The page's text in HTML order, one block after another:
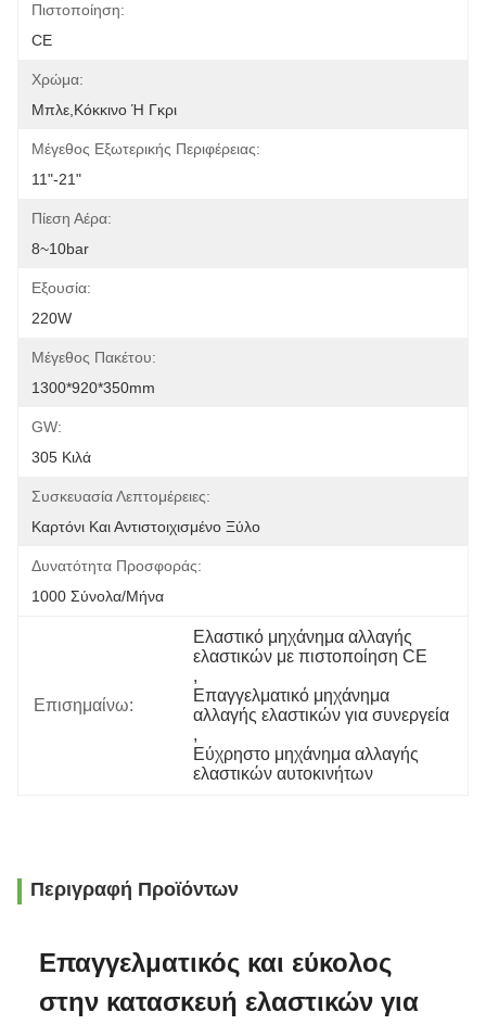
Πιστοποίηση:
CE
Χρώμα:
Μπλε,κόκκινο Ή Γκρι
Μέγεθος Εξωτερικής Περιφέρειας:
11"-21"
Πίεση Αέρα:
8~10bar
Εξουσία:
220W
Μέγεθος Πακέτου:
1300*920*350mm
GW:
305 Κιλά
Συσκευασία Λεπτομέρειες:
Καρτόνι Και Αντιστοιχισμένο Ξύλο
Δυνατότητα Προσφοράς:
1000 Σύνολα/μήνα
Επισημαίνω:
Ελαστικό μηχάνημα αλλαγής
ελαστικών με πιστοποίηση CE
,
Επαγγελματικό μηχάνημα
αλλαγής ελαστικών για συνεργεία
,
Εύχρηστο μηχάνημα αλλαγής
ελαστικών αυτοκινήτων
Περιγραφή Προϊόντων
Επαγγελματικός και εύκολος
στην κατασκευή ελαστικών για